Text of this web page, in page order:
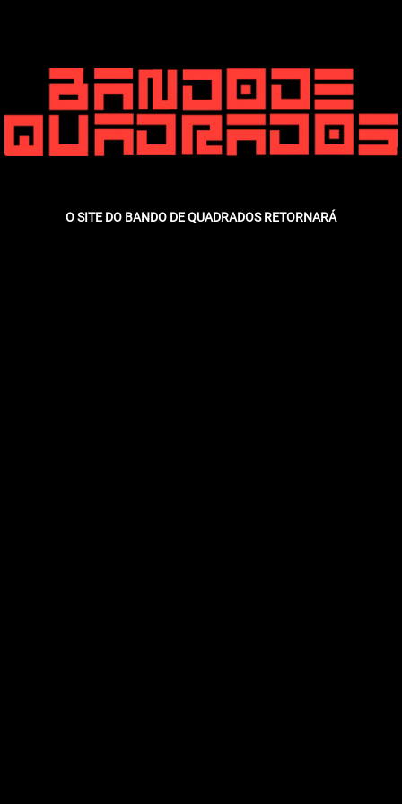
O SITE DO BANDO DE QUADRADOS RETORNARÁ